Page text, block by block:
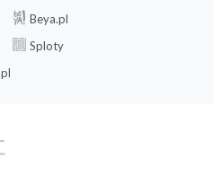
Beya.pl
Sploty